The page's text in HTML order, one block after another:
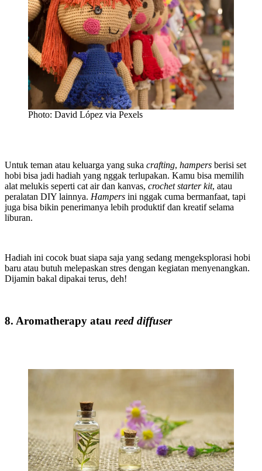
Photo: David López via Pexels
Untuk teman atau keluarga yang suka crafting, hampers berisi set
hobi bisa jadi hadiah yang nggak terlupakan. Kamu bisa memilih
alat melukis seperti cat air dan kanvas, crochet starter kit, atau
peralatan DIY lainnya. Hampers ini nggak cuma bermanfaat, tapi
juga bisa bikin penerimanya lebih produktif dan kreatif selama
liburan.
Hadiah ini cocok buat siapa saja yang sedang mengeksplorasi hobi
baru atau butuh melepaskan stres dengan kegiatan menyenangkan.
Dijamin bakal dipakai terus, deh!
8. Aromatherapy atau reed diffuser